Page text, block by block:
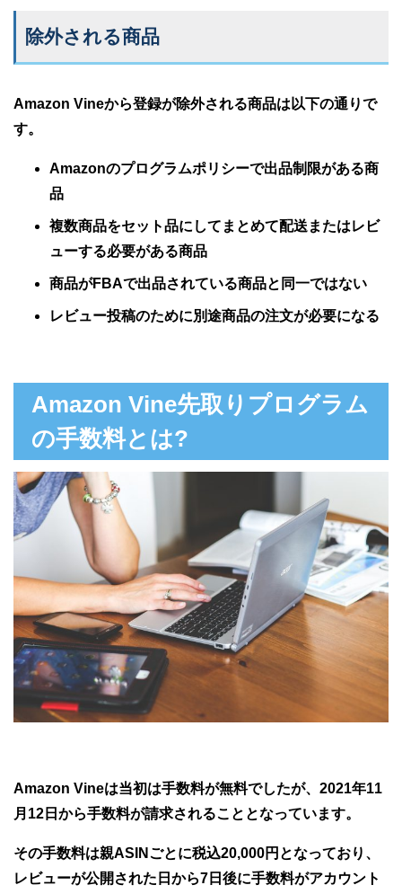
除外される商品
Amazon Vineから登録が除外される商品は以下の通りで
す。
Amazonのプログラムポリシーで出品制限がある商
品
複数商品をセット品にしてまとめて配送またはレビ
ューする必要がある商品
商品がFBAで出品されている商品と同一ではない
レビュー投稿のために別途商品の注文が必要になる
Amazon Vine先取りプログラム
の手数料とは?
Amazon Vineは当初は手数料が無料でしたが、2021年11
月12日から手数料が請求されることとなっています。
その手数料は親ASINごとに税込20,000円となっており、
レビューが公開された日から7日後に手数料がアカウント